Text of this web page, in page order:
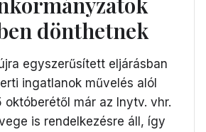
dönthetnek
egyszerűsített eljárásban
ingatlanok művelés alól
októberétől már az Inytv. vhr.
is rendelkezésre áll, így